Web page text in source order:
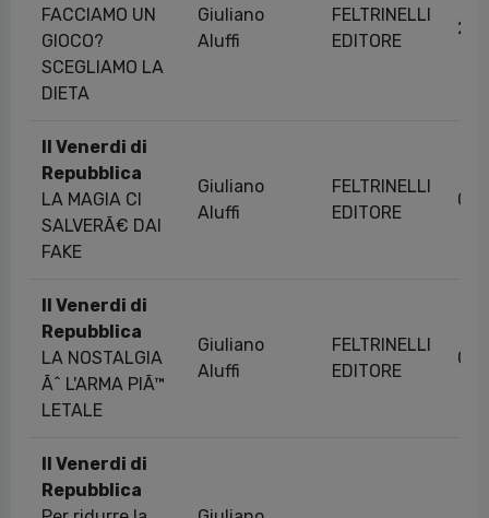
FACCIAMO UN
GIOCO?
SCEGLIAMO LA
DIETA
Giuliano
Aluffi
FELTRINELLI
EDITORE
Il Venerdi di
Repubblica
LA MAGIA CI
SALVERÃ€ DAI
FAKE
Giuliano
Aluffi
FELTRINELLI
EDITORE
Il Venerdi di
Repubblica
LA NOSTALGIA
Ãˆ L'ARMA PIÃ™
LETALE
Giuliano
Aluffi
FELTRINELLI
EDITORE
Il Venerdi di
Repubblica